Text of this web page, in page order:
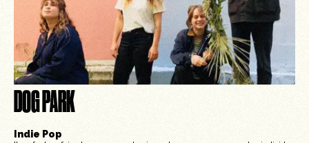
DOG PARK
Indie Pop